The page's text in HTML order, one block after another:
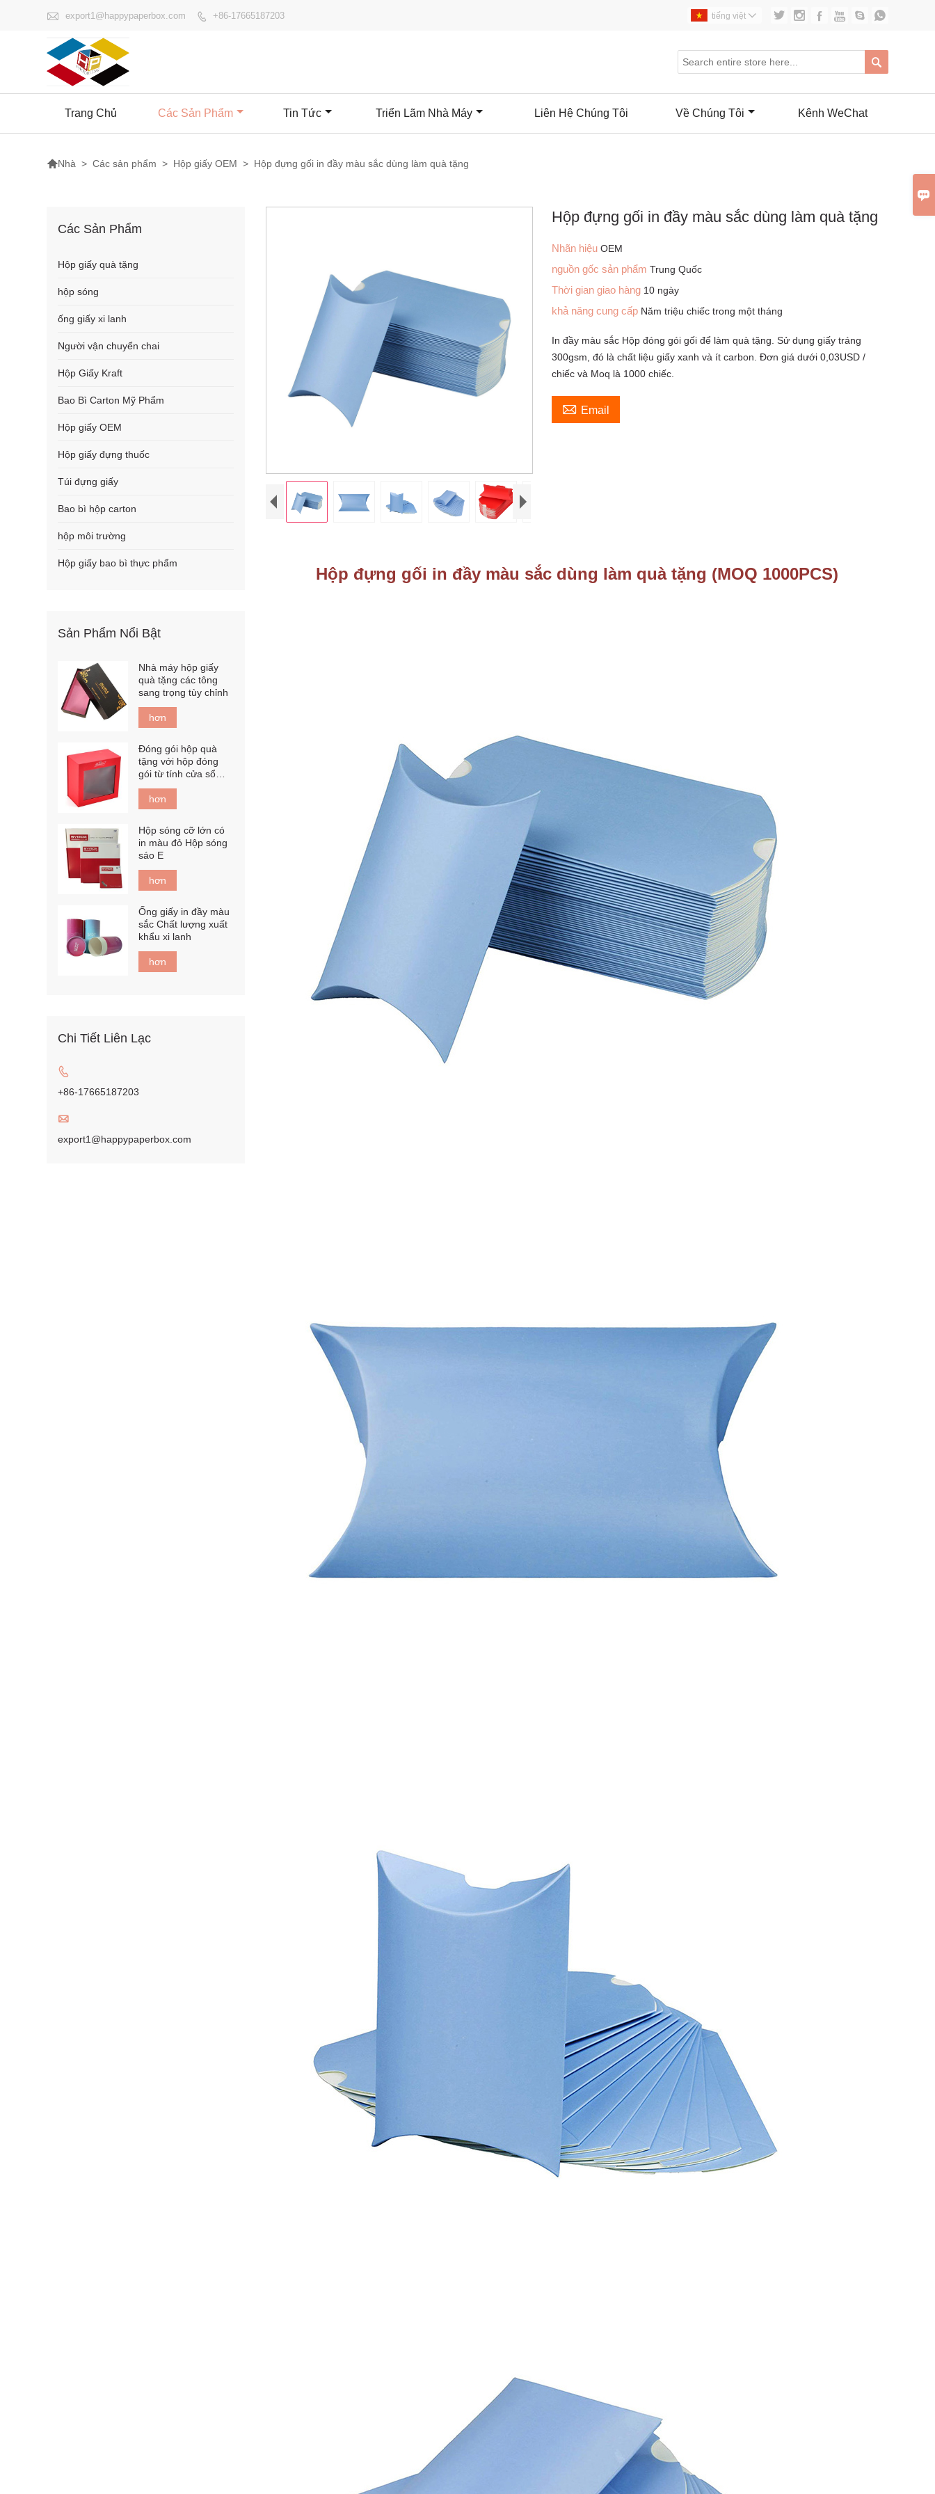

 export1@happypaperbox.com  +86-17665187203      
tiếng việt 

Trang Chủ Các Sản Phẩm Tin Tức Triển Lãm Nhà Máy Liên Hệ Chúng Tôi Về Chúng Tôi Kênh WeChat
Nhà > Các sản phẩm > Hộp giấy OEM > Hộp đựng gối in đầy màu sắc dùng làm quà tặng
Hộp đựng gối in đầy màu sắc dùng làm quà tặng
Nhãn hiệuOEM
nguồn gốc sản phẩmTrung Quốc
Thời gian giao hàng 10 ngày
khả năng cung cấp Năm triệu chiếc trong một tháng
In đầy màu sắc Hộp đóng gói gối để làm quà tặng. Sử dụng giấy tráng
300gsm, đó là chất liệu giấy xanh và ít carbon. Đơn giá dưới 0,03USD /
chiếc và Moq là 1000 chiếc.
 Email
Hộp đựng gối in đầy màu sắc dùng làm quà tặng (MOQ 1000PCS)
Các Sản Phẩm
Hộp giấy quà tặng
hộp sóng
ống giấy xi lanh
Người vận chuyển chai
Hộp Giấy Kraft
Bao Bì Carton Mỹ Phẩm
Hộp giấy OEM
Hộp giấy đựng thuốc
Túi đựng giấy
Bao bì hộp carton
hộp môi trường
Hộp giấy bao bì thực phẩm
Sản Phẩm Nổi Bật
Nhà máy hộp giấy
quà tặng các tông
sang trọng tùy chỉnh
hơn
Đóng gói hộp quà
tặng với hộp đóng
gói từ tính cửa sổ
PET
hơn
Hộp sóng cỡ lớn có
in màu đỏ Hộp sóng
sáo E
hơn
Ống giấy in đầy màu
sắc Chất lượng xuất
khẩu xi lanh
hơn
Chi Tiết Liên Lạc

+86-17665187203

export1@happypaperbox.com